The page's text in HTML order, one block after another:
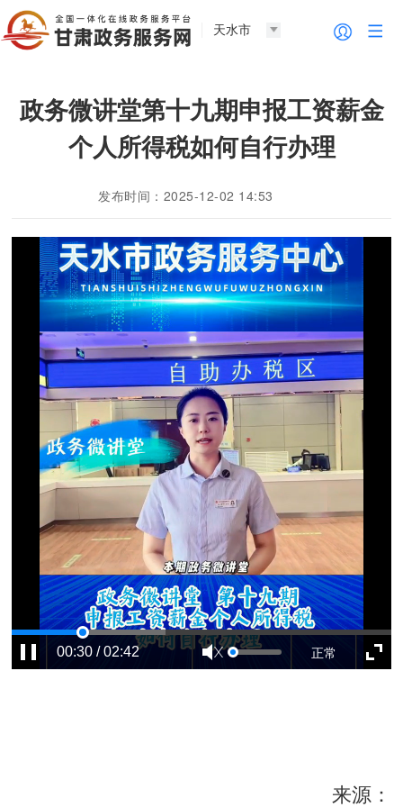
天水市
政务微讲堂第十九期申报工资薪金
个人所得税如何自行办理
发布时间：2025-12-02 14:53
00:30 / 02:42 正常
来源：